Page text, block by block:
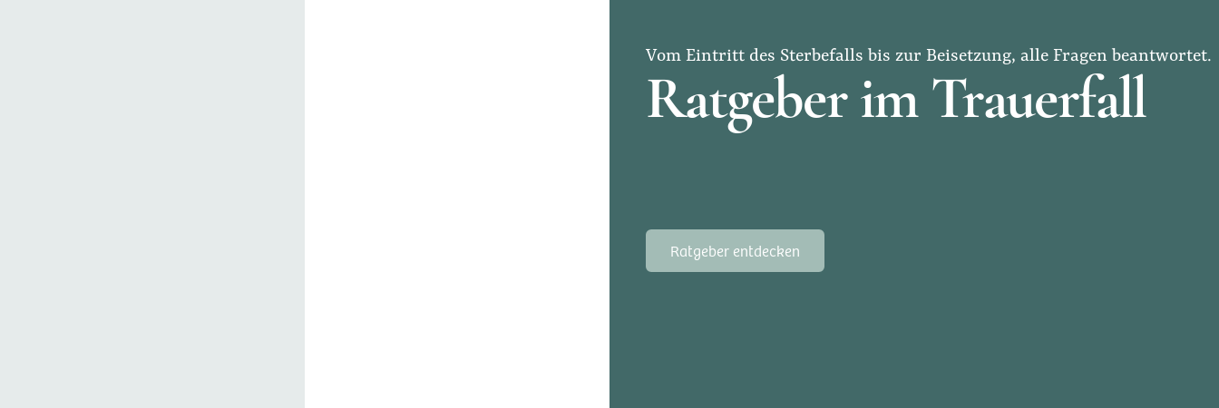
Vom Eintritt des Sterbefalls bis zur Beisetzung, alle Fragen beantwortet.
Ratgeber im Trauerfall
Ratgeber entdecken